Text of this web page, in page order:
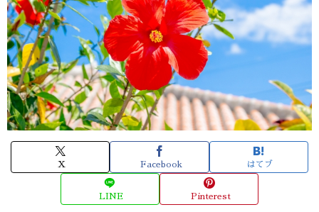
X Facebook はてブ
LINE Pinterest